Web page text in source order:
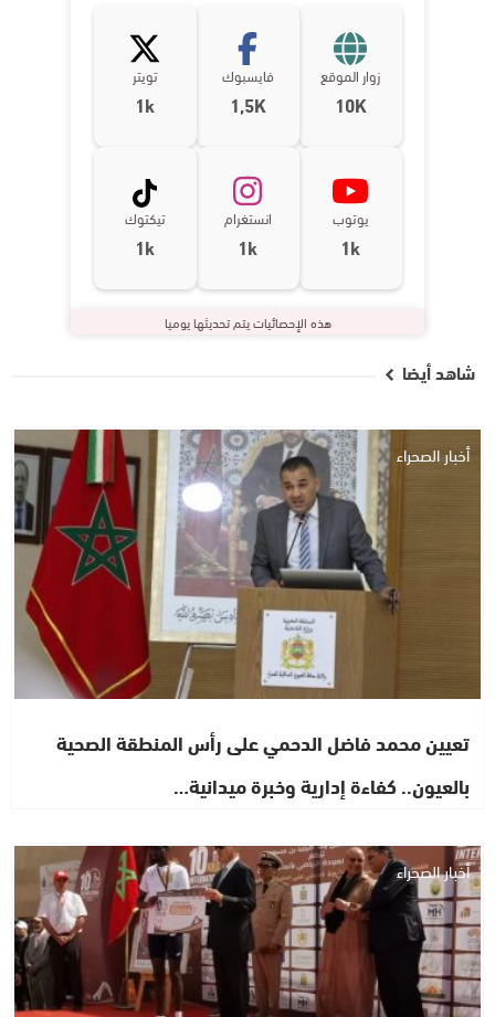
زوار الموقع
10K
فايسبوك
1,5K
تويتر
1k
يوتوب
1k
انستغرام
1k
تيكتوك
1k
هذه الإحصائيات يتم تحديثها يوميا
شاهد أيضا
أخبار الصحراء
تعيين محمد فاضل الدحمي على رأس المنطقة الصحية
بالعيون.. كفاءة إدارية وخبرة ميدانية…
أخبار الصحراء